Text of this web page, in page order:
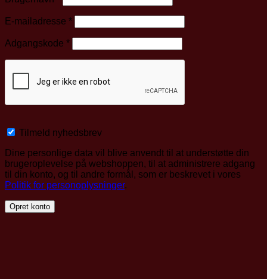
E-mailadresse *Påkrævet
Adgangskode *Påkrævet
Tilmeld nyhedsbrev
Dine personlige data vil blive anvendt til at understøtte din
brugeroplevelse på webshoppen, til at administrere adgang
til din konto, og til andre formål, som er beskrevet i vores
Politik for personoplysninger.
Opret konto